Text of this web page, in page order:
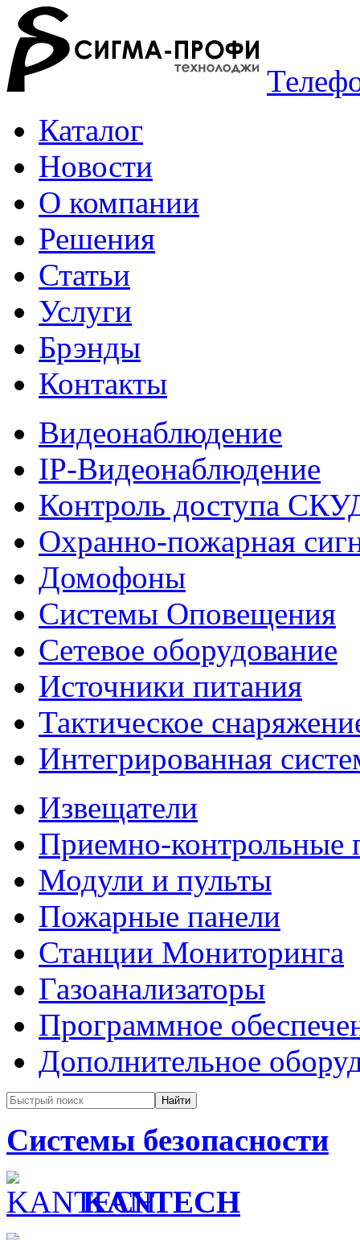
Каталог
Новости
О компании
Решения
Статьи
Услуги
Брэнды
Контакты
Видеонаблюдение
IP-Видеонаблюдение
Контроль доступа
Охранно-пожарная
Домофоны
Системы Оповещения
Сетевое оборудование
Источники питания
Тактическое
Интегрированная
Извещатели
Приемно-контрольные
Модули и пульты
Пожарные панели
Станции Мониторинга
Газоанализаторы
Программное
Дополнительное
Системы безопасности
KANTECH